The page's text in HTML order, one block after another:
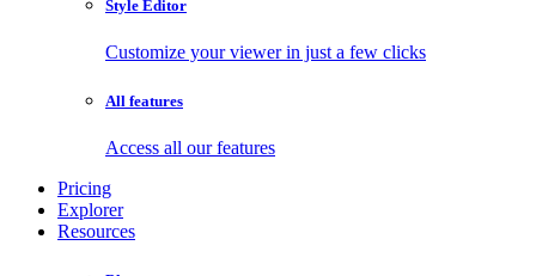
Style Editor
Customize your viewer in just a few clicks
All features
Access all our features
Pricing
Explorer
Resources